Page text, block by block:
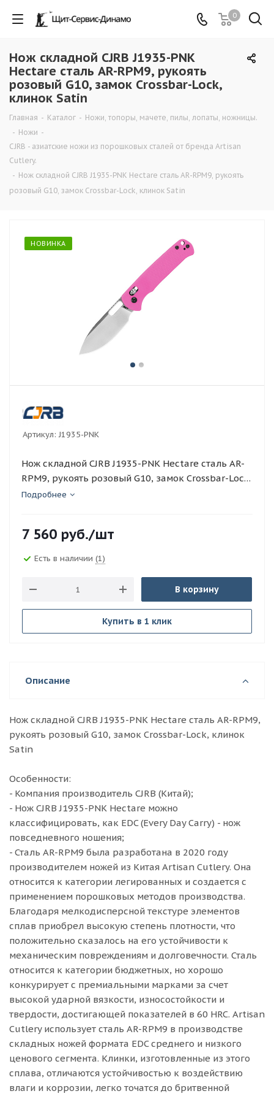
0
Нож складной CJRB J1935-PNK
Hectare сталь AR-RPM9, рукоять
розовый G10, замок Crossbar-Lock,
клинок Satin
Главная - Каталог - Ножи, топоры, мачете, пилы, лопаты, ножницы.
- Ножи -
CJRB - азиатские ножи из порошковых сталей от бренда Artisan
Cutlery.
- Нож складной CJRB J1935-PNK Hectare сталь AR-RPM9, рукоять
розовый G10, замок Crossbar-Lock, клинок Satin
НОВИНКА
Артикул: J1935-PNK
Нож складной CJRB J1935-PNK Hectare сталь AR-
RPM9, рукоять розовый G10, замок Crossbar-Lock,
клинок Satin
Подробнее
7 560 руб./шт
Есть в наличии (1)
В корзину
Купить в 1 клик
Описание
Нож складной CJRB J1935-PNK Hectare сталь AR-RPM9,
рукоять розовый G10, замок Crossbar-Lock, клинок
Satin
Особенности:
- Компания производитель CJRB (Китай);
- Нож CJRB J1935-PNK Hectare можно
классифицировать, как EDC (Every Day Carry) - нож
повседневного ношения;
- Сталь AR-RPM9 была разработана в 2020 году
производителем ножей из Китая Artisan Cutlery. Она
относится к категории легированных и создается с
применением порошковых методов производства.
Благодаря мелкодисперсной текстуре элементов
сплав приобрел высокую степень плотности, что
положительно сказалось на его устойчивости к
механическим повреждениям и долговечности. Сталь
относится к категории бюджетных, но хорошо
конкурирует с премиальными марками за счет
высокой ударной вязкости, износостойкости и
твердости, достигающей показателей в 60 HRC. Artisan
Cutlery использует сталь AR-RPM9 в производстве
складных ножей формата EDC среднего и низкого
ценового сегмента. Клинки, изготовленные из этого
сплава, отличаются устойчивостью к воздействию
влаги и коррозии, легко точатся до бритвенной